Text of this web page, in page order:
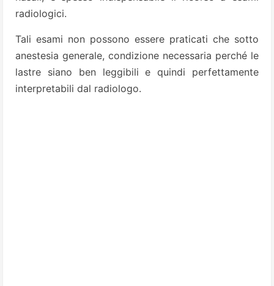
radiologici.
Tali esami non possono essere praticati che sotto
anestesia generale, condizione necessaria perché le
lastre siano ben leggibili e quindi perfettamente
interpretabili dal radiologo.